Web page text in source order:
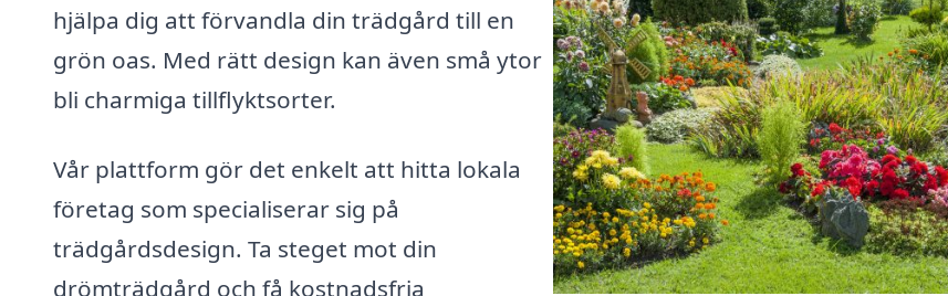
hjälpa dig att förvandla din trädgård till en
grön oas. Med rätt design kan även små ytor
bli charmiga tillflyktsorter.
Vår plattform gör det enkelt att hitta lokala
företag som specialiserar sig på
trädgårdsdesign. Ta steget mot din
drömträdgård och få kostnadsfria